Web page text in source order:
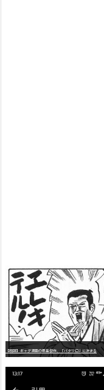
【朗報】ギャグ漫画の最高傑作、「パタリロ」に決まる